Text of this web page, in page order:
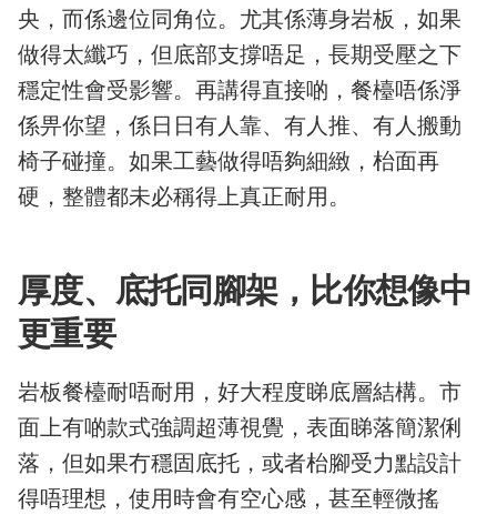
央，而係邊位同角位。尤其係薄身岩板，如果
做得太纖巧，但底部支撐唔足，長期受壓之下
穩定性會受影響。再講得直接啲，餐檯唔係淨
係畀你望，係日日有人靠、有人推、有人搬動
椅子碰撞。如果工藝做得唔夠細緻，枱面再
硬，整體都未必稱得上真正耐用。
厚度、底托同腳架，比你想像中
更重要
岩板餐檯耐唔耐用，好大程度睇底層結構。市
面上有啲款式強調超薄視覺，表面睇落簡潔俐
落，但如果冇穩固底托，或者枱腳受力點設計
得唔理想，使用時會有空心感，甚至輕微搖